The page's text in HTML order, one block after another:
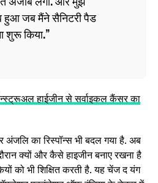
हुआ जब मैंने सैनिटरी पैड
शुरू किया.
हाईजीन से सर्वाइकल कैंसर का
का रिस्पॉन्स भी बदल गया है. अब
क्यों और कैसे हाइजीन बनाए रखना है
को भी शिक्षित करती है. यह चेंज द यंग